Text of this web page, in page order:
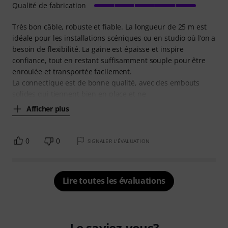
Très bon câble, robuste et fiable. La longueur de 25 m est
idéale pour les installations scéniques ou en studio où l’on a
besoin de flexibilité. La gaine est épaisse et inspire
confiance, tout en restant suffisamment souple pour être
enroulée et transportée facilement.
La connectique est de bonne qualité, avec des embouts
Afficher plus
Qualité de fabrication
0 0 SIGNALER L'ÉVALUATION
Lire toutes les évaluations